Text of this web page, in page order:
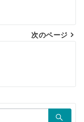
次のページ